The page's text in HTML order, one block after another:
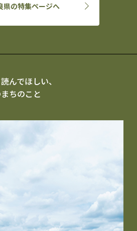
県の特集ページへ
んでほしい、
ちのこと